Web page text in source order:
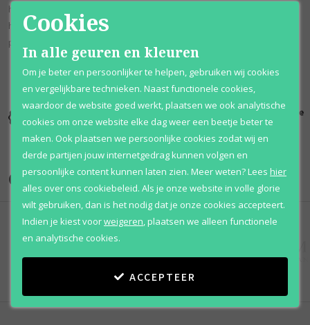
hart van de geur met tonen van regenlelie, orchidee en blonde
houtsoorten. Basisnoten van musk, sandelhout en amber geven het
parfum een vleugje warme sensualiteit en een perfecte balans.
Kortingen
tot wel 70%
Al 12 jaar
voordelig
100% originele
parfums
Onze merken
Cookies
In alle geuren en kleuren
Om je beter en persoonlijker te helpen, gebruiken wij cookies
en vergelijkbare technieken. Naast functionele cookies,
waardoor de website goed werkt, plaatsen we ook analytische
cookies om onze website elke dag weer een beetje beter te
maken. Ook plaatsen we persoonlijke cookies zodat wij en
derde partijen jouw internetgedrag kunnen volgen en
persoonlijke content kunnen laten zien. Meer weten?Lees hier
alles over ons cookiebeleid. Als je onze website in volle glorie
wilt gebruiken, dan is het nodig dat je onze cookies accepteert.
Indien je kiest voorweigeren plaatsen we alleen functionele
en analytische cookies.
ACCEPTEER